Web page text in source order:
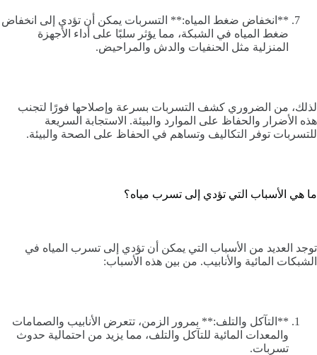
**انخفاض ضغط المياه:** التسربات يمكن أن تؤدي إلى انخفاض
ضغط المياه في الشبكة، مما يؤثر سلبًا على أداء الأجهزة
المنزلية مثل الحنفيات والدش والمراحيض.
لذلك، من الضروري كشف التسربات بسرعة وإصلاحها فورًا لتجنب
هذه الأضرار والحفاظ على الموارد والبيئة. الاستجابة السريعة
للتسربات توفر التكاليف وتساهم في الحفاظ على الصحة والبيئة.
ما هي الأسباب التي تؤدي إلى تسرب مياه؟
توجد العديد من الأسباب التي يمكن أن تؤدي إلى تسرب المياه في
الشبكات المائية والأنابيب. من بين هذه الأسباب:
**التآكل والتلف:** بمرور الزمن، تتعرض الأنابيب والصمامات
والمعدات المائية للتآكل والتلف، مما يزيد من احتمالية حدوث
تسربات.